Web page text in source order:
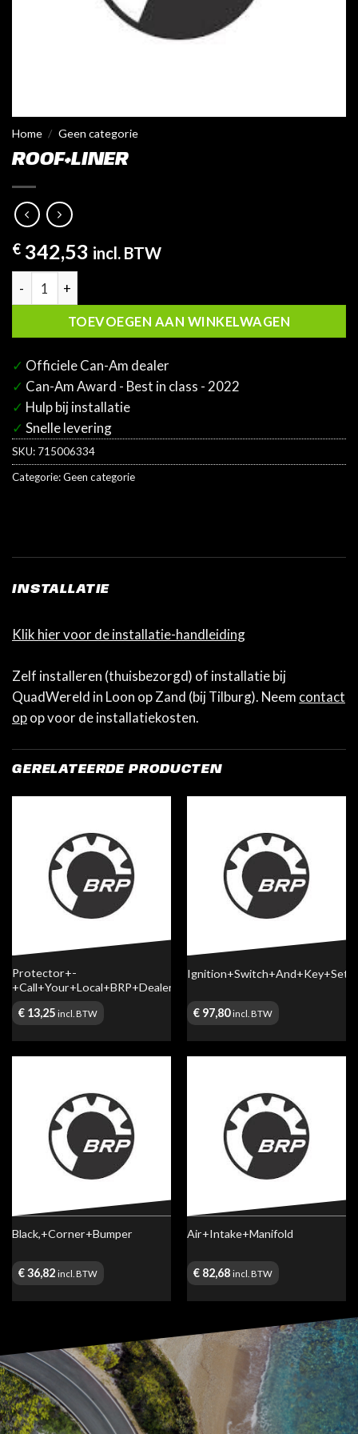
Home / Geen categorie
ROOF+LINER
€ 342,53 incl. BTW
Roof+Liner aantal
TOEVOEGEN AAN WINKELWAGEN
✓ Officiele Can-Am dealer
✓ Can-Am Award - Best in class - 2022
✓ Hulp bij installatie
✓ Snelle levering
SKU: 715006334
Categorie:Geen categorie
INSTALLATIE
Klik hier voor de installatie-handleiding
Zelf installeren (thuisbezorgd) of installatie bij
QuadWereld in Loon op Zand (bij Tilburg). Neem contact
opop voor de installatiekosten.
GERELATEERDE PRODUCTEN
Protector+-
+Call+Your+Local+BRP+Dealership
€13,25 incl. BTW
Ignition+Switch+And+Key+Set
€97,80 incl. BTW
Black,+Corner+Bumper
€36,82 incl. BTW
Air+Intake+Manifold
€82,68 incl. BTW